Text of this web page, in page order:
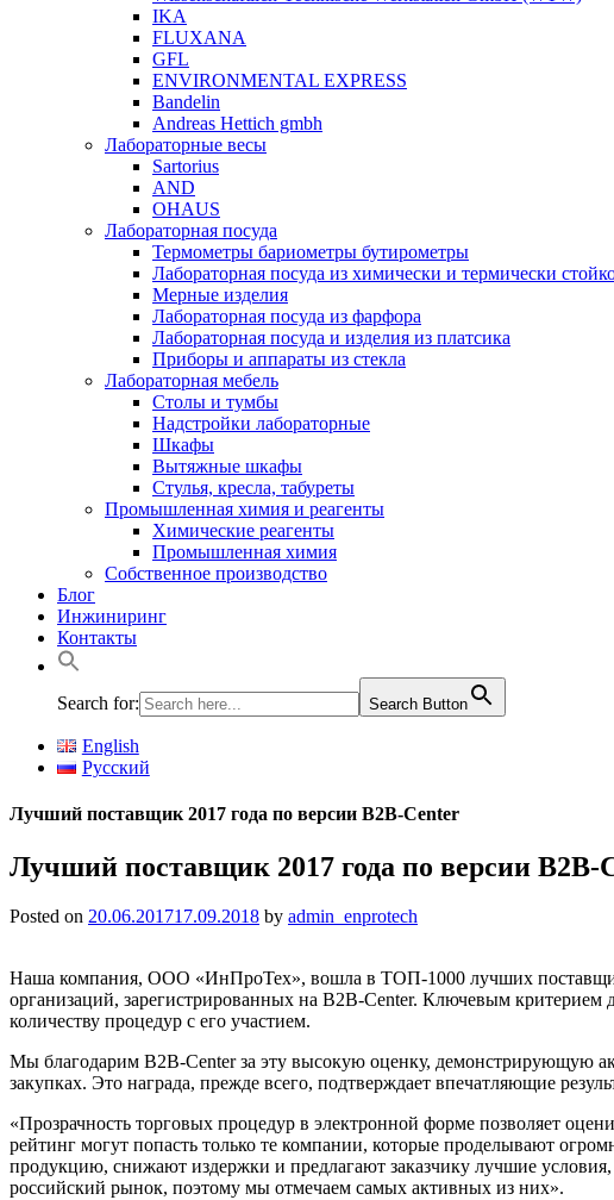
IKA
FLUXANA
GFL
ENVIRONMENTAL EXPRESS
Bandelin
Andreas Hettich gmbh
Лабораторные весы
Sartorius
AND
OHAUS
Лабораторная посуда
Термометры бариометры бутирометры
Лабораторная посуда из химически и термически
Мерные изделия
Лабораторная посуда из фарфора
Лабораторная посуда и изделия из платсика
Приборы и аппараты из стекла
Лабораторная мебель
Столы и тумбы
Надстройки лабораторные
Шкафы
Вытяжные шкафы
Стулья, кресла, табуреты
Промышленная химия и реагенты
Химические реагенты
Промышленная химия
Собственное производство
Блог
Инжиниринг
Контакты
Search for: Search Button
English
Русский
Лучший поставщик 2017 года по версии B2B-Center
Лучший поставщик 2017 года по версии B2B-
Posted on 20.06.201717.09.2018 by admin_enprotech
Наша компания, ООО «ИнПроТех», вошла в ТОП-1000 лучших
организаций, зарегистрированных на B2B-Center. Ключевым
количеству процедур с его участием.
Мы благодарим B2B-Center за эту высокую оценку, демонстрирующую
закупках. Это награда, прежде всего, подтверждает впечатляющие
«Прозрачность торговых процедур в электронной форме позволяет
рейтинг могут попасть только те компании, которые проделывают
продукцию, снижают издержки и предлагают заказчику лучшие
российский рынок, поэтому мы отмечаем самых активных из них».